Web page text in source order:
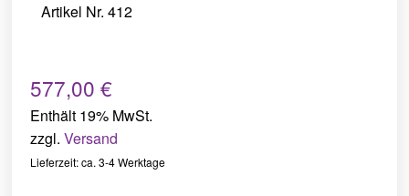
Artikel Nr. 412
577,00€
Enthält 19% MwSt.
zzgl.Versand
Lieferzeit: ca. 3-4 Werktage